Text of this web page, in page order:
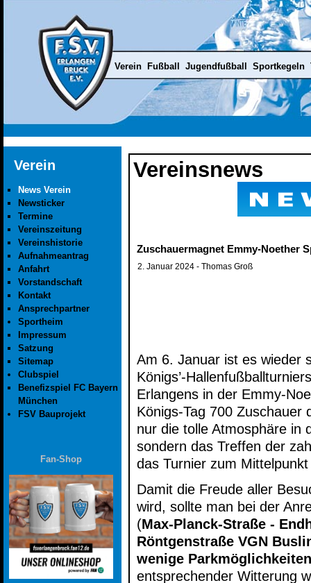
Vereinsnews
Zuschauermagnet Emmy-Noether
2. Januar 2024 - Thomas Groß
Am 6. Januar ist es wieder
Königs’-
Erlangens in der Emmy-
Königs-Tag 700 Zuschauer
nur die tolle Atmosphäre in
sondern das Treffen der
das Turnier zum
Damit die Freude aller
wird, sollte man bei der
(Max-Planck-Straße -
Röntgenstraße VGN
wenige Parkmöglichkeiten
entsprechender Witterung
Verein Fußball Jugendfußball Sportkegeln
Verein
News Verein
Newsticker
Termine
Vereinszeitung
Vereinshistorie
Aufnahmeantrag
Anfahrt
Vorstandschaft
Kontakt
Ansprechpartner
Sportheim
Impressum
Satzung
Sitemap
Clubspiel
Benefizspiel FC Bayern
München
FSV Bauprojekt
Fan-Shop